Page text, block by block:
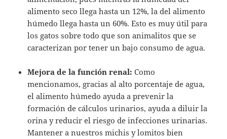
alimento seco llega hasta un 12%, la del alimento
húmedo llega hasta un 60%. Esto es muy útil para
los gatos sobre todo que son animalitos que se
caracterizan por tener un bajo consumo de agua.
Mejora de la función renal: Como
mencionamos, gracias al alto porcentaje de agua,
el alimento húmedo ayuda a prevenir la
formación de cálculos urinarios, ayuda a diluir la
orina y reducir el riesgo de infecciones urinarias.
Mantener a nuestros michis y lomitos bien